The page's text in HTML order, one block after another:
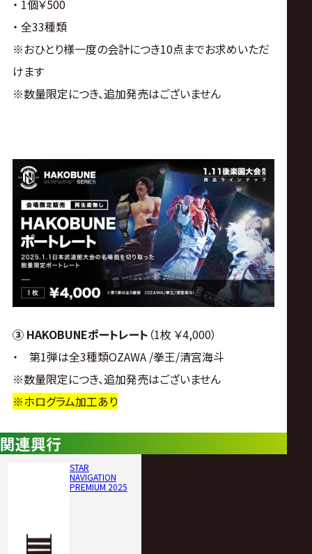
・ 1個￥500
・ 全33種類
※おひとり様一度の会計につき10点までお求めいただ
けます
※数量限定につき、追加発売はございません
③ HAKOBUNEポートレート （1枚 ￥4,000）
・ 第1弾は全3種類OZAWA /拳王/清宮海斗
※数量限定につき、追加発売はございません
※ホログラム加工あり
関連興行
STAR
NAVIGATION
PREMIUM 2025